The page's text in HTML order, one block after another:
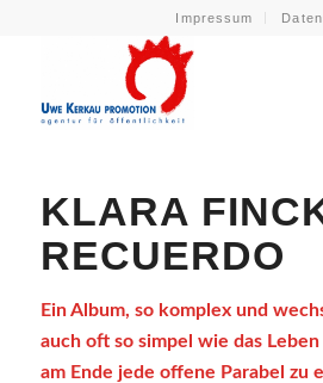
Impressum
KLARA
RECUERDO
Ein Album, so komplex und
auch oft so simpel wie das
am Ende jede offene Parabel zu